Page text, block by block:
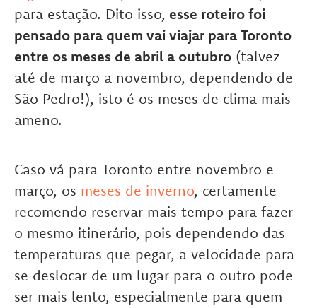
para estação. Dito isso, esse roteiro foi
pensado para quem vai viajar para Toronto
entre os meses de abril a outubro (talvez
até de março a novembro, dependendo de
São Pedro!), isto é os meses de clima mais
ameno.
Caso vá para Toronto entre novembro e
março, os meses de inverno, certamente
recomendo reservar mais tempo para fazer
o mesmo itinerário, pois dependendo das
temperaturas que pegar, a velocidade para
se deslocar de um lugar para o outro pode
ser mais lento, especialmente para quem